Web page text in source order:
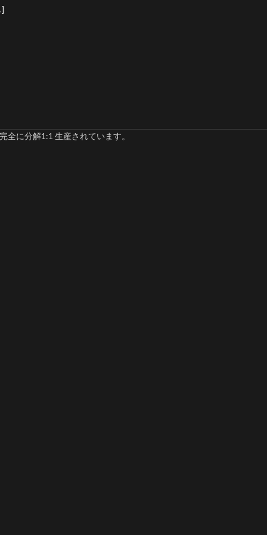
に分解1:1 生産されています。